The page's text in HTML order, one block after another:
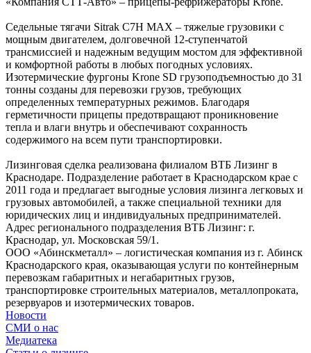
Седельные тягачи Sitrak C7H MAX – тяжелые грузовики с
мощным двигателем, долговечной 12-ступенчатой
трансмиссией и надежным ведущим мостом для эффективной
и комфортной работы в любых погодных условиях.
Изотермические фургоны Krone SD грузоподъемностью до 31
тонны созданы для перевозки грузов, требующих
определенных температурных режимов. Благодаря
герметичности прицепы предотвращают проникновение
тепла и влаги внутрь и обеспечивают сохранность
содержимого на всем пути транспортировки.
Лизинговая сделка реализована филиалом ВТБ Лизинг в
Краснодаре. Подразделение работает в Краснодарском крае с
2011 года и предлагает выгодные условия лизинга легковых и
грузовых автомобилей, а также специальной техники для
юридических лиц и индивидуальных предпринимателей.
Адрес регионального подразделения ВТБ Лизинг: г.
Краснодар, ул. Московская 59/1.
ООО «Абинскметалл» – логистическая компания из г. Абинск
Краснодарского края, оказывающая услуги по контейнерным
перевозкам габаритных и негабаритных грузов,
транспортировке строительных материалов, металлопроката,
резервуаров и изотермических товаров.
Новости
СМИ о нас
Медиатека